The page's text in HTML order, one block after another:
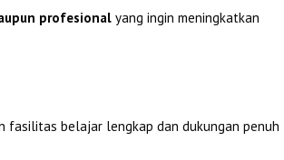
profesionalyang ingin meningkatkan
fasilitas belajar lengkap dan dukungan penuh